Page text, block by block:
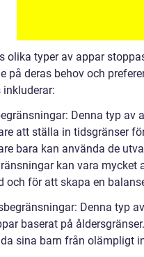
olika typer av appar
på deras behov och
Denna typ av
att ställa in tidsgränser
bara kan använda de
kan vara mycket
och för att skapa en
Denna typ
baserat på
sina barn från olämpligt